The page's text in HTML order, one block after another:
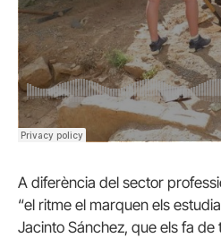
A diferència del sector
“el ritme el marquen els
Jacinto Sánchez, que els fa de